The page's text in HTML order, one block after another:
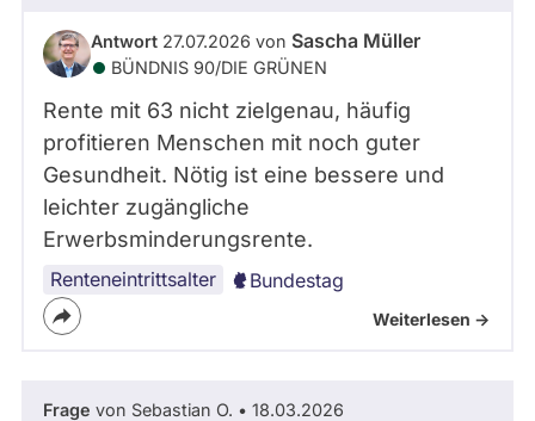
Antwort 27.07.2026 von Sascha Müller
BÜNDNIS 90/­DIE GRÜNEN
Rente mit 63 nicht zielgenau, häufig
profitieren Menschen mit noch guter
Gesundheit. Nötig ist eine bessere und
leichter zugängliche
Erwerbsminderungsrente.
Renteneintrittsalter Bundestag
Weiterlesen ->
Frage von Sebastian O. • 18.03.2026